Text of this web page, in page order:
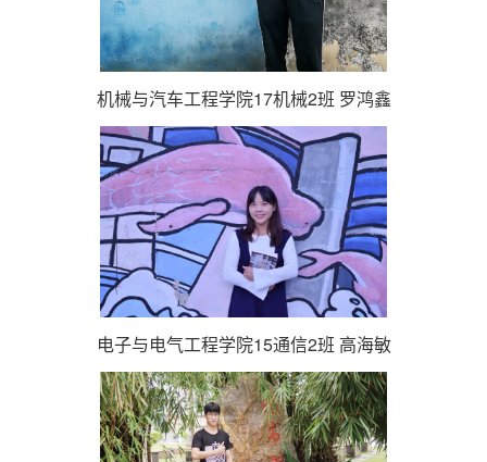
机械与汽车工程学院17机械2班 罗鸿鑫
电子与电气工程学院15通信2班 高海敏